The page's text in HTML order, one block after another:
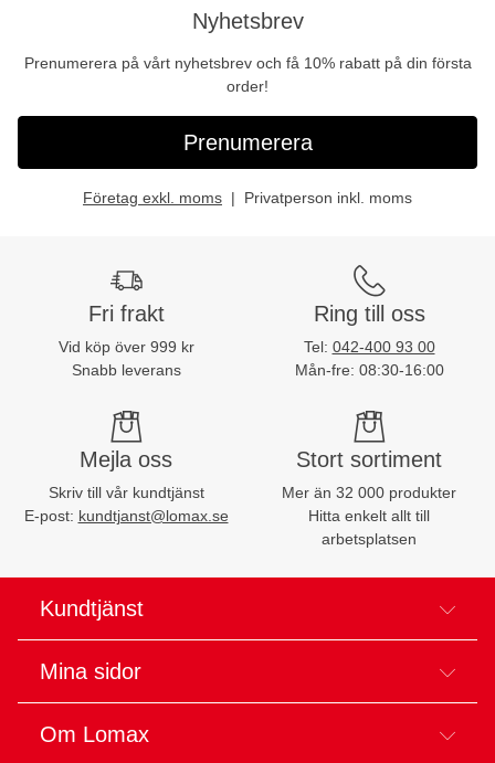
Nyhetsbrev
Prenumerera på vårt nyhetsbrev och få 10% rabatt på din första
order!
Prenumerera
Företag exkl. moms Privatperson inkl. moms
Fri frakt
Vid köp över 999 kr
Snabb leverans
Ring till oss
Tel: 042-400 93 00
Mån-fre: 08:30-16:00
Mejla oss
Skriv till vår kundtjänst
E-post: kundtjanst@lomax.se
Stort sortiment
Mer än 32 000 produkter
Hitta enkelt allt till
arbetsplatsen
Kundtjänst
Mina sidor
Om Lomax